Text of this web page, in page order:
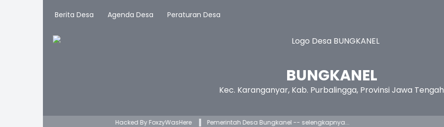
Berita Desa Agenda Desa Peraturan Desa
BUNGKANEL
Kec. Karanganyar, Kab. Purbalingga, Provinsi Jawa Tengah
Hacked By FoxzyWasHere Pemerintah Desa Bungkanel-- selengkapnya...